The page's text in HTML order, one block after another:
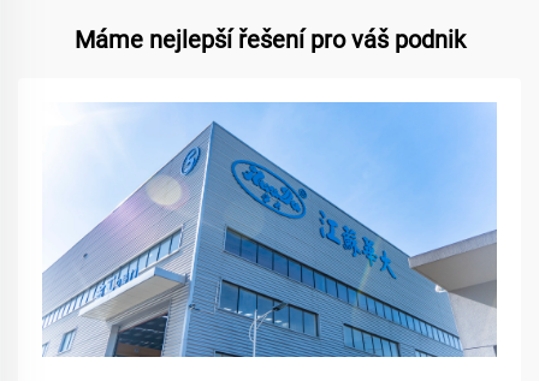
Máme nejlepší řešení pro váš podnik